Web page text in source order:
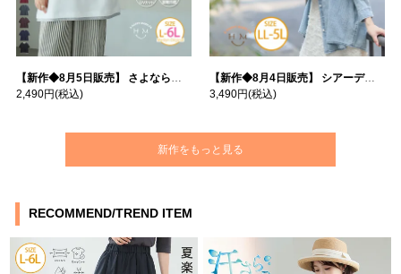
【新作◆8月5日販売】 さよなら猛暑 涼しさを着る 遮熱 接触冷感 吸水・速乾 五分袖 コンフォートメッシュ 配色レイヤード 風ゆる Tシャツ | 大きいサイズの通販ならハッピーマリリン
2,490円(税込)
【新作◆8月4日販売】 シアーデニムで お洒落に肌隠し | 大きいサイズの通販ならハッピーマリリン
3,490円(税込)
新作をもっと見る
RECOMMEND/TREND ITEM